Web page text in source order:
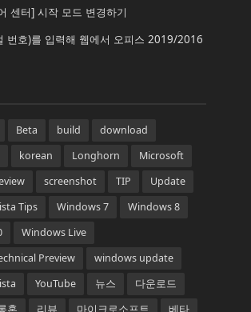
센터] 시작 모드 변경하기
번호)를 입력해 웹에서 오피스 2019/2016
Beta build
download
korean Longhorn
Microsoft
screenshot TIP
Update
Tips Windows 7
Windows 8
Windows Live
Preview
windows update
YouTube 뉴스
다운로드